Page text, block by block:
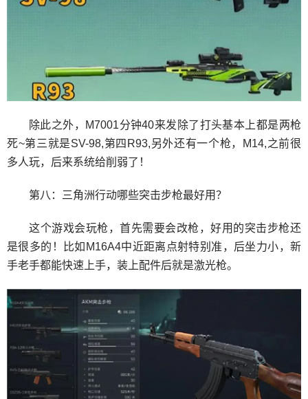
除此之外，M7001分钟40来发除了打头基本上都是两枪
死~第三就是SV-98,第四R93,另外还有一个枪，M14,之前很
多人玩，后来系统给削弱了！
第八：三角洲行动哪些突击步枪最好用？
这个游戏会玩枪，首先需要会改枪，好用的突击步枪还
是很多的！比如M16A4中近距离点射特别准，后坐力小，新
手老手都能快速上手，装上配件后就是激光枪。